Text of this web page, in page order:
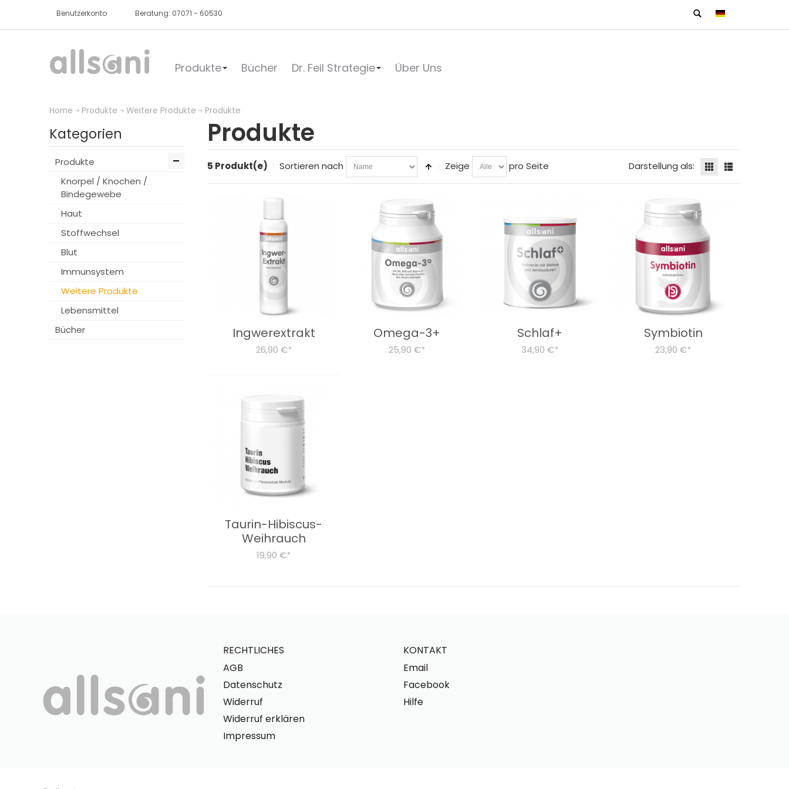
Benutzerkonto Beratung: 07071 - 60530
Produkte Bücher Dr. Feil Strategie Über Uns
Home Produkte Weitere Produkte Produkte
Produkte
5 Produkt(e) Sortieren nach Zeige pro Seite Darstellung als:
Ingwerextrakt
26,90 €*
Omega-3+
25,90 €*
Schlaf+
34,90 €*
Symbiotin
23,90 €*
Taurin-Hibiscus-
Weihrauch
19,90 €*
Kategorien
Produkte
Knorpel / Knochen /
Bindegewebe
Haut
Stoffwechsel
Blut
Immunsystem
Weitere Produkte
Lebensmittel
Bücher
RECHTLICHES
AGB
Datenschutz
Widerruf
Widerruf erklären
Impressum
KONTAKT
Email
Facebook
Hilfe